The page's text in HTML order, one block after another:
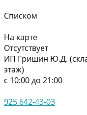
Списком
На карте
Отсутствует
ИП Гришин Ю.Д.
этаж)
с 10:00 до 21:00
925 642-43-03